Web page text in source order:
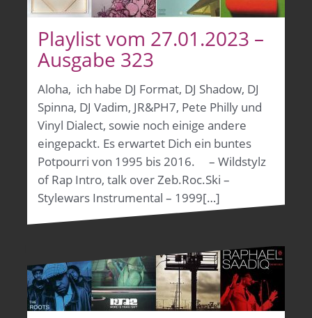
Playlist vom 27.01.2023 –
Ausgabe 323
Aloha, ich habe DJ Format, DJ Shadow, DJ
Spinna, DJ Vadim, JR&PH7, Pete Philly und
Vinyl Dialect, sowie noch einige andere
eingepackt. Es erwartet Dich ein buntes
Potpourri von 1995 bis 2016. – Wildstylz
of Rap Intro, talk over Zeb.Roc.Ski –
Stylewars Instrumental – 1999[…]